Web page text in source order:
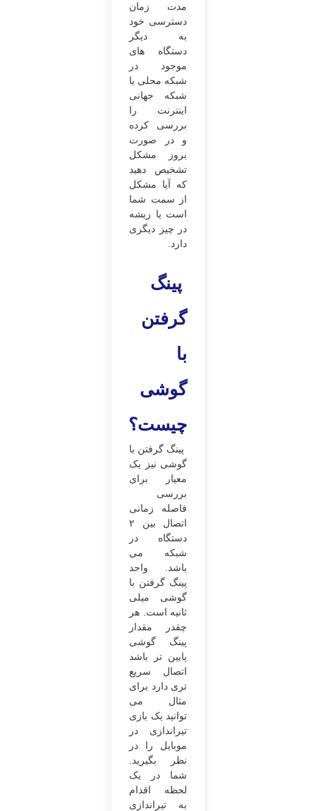
مدت‌ زمان
دسترسی خود
به دیگر
دستگاه ‌های
موجود در
شبکه محلی یا
شبکه جهانی
اینترنت را
بررسی کرده
و در صورت
بروز مشکل
تشخیص دهید
که آیا مشکل
از سمت شما
است یا ریشه
در چیز دیگری
دارد.
پینگ
گرفتن
با
گوشی
چیست؟
پینگ گرفتن با
گوشی نیز یک
معیار برای
بررسی
فاصله زمانی
اتصال بین ۲
دستگاه در
شبکه می‌
باشد. واحد
پینگ گرفتن با
گوشی میلی
‌ثانیه است. هر
چقدر مقدار
پینگ گوشی
پایین‌ تر باشد
اتصال سریع‌
تری دارد برای
مثال می‌
توانید یک بازی
تیراندازی در
موبایل را در
نظر بگیرید.
شما در یک
لحظه اقدام
به تیراندازی